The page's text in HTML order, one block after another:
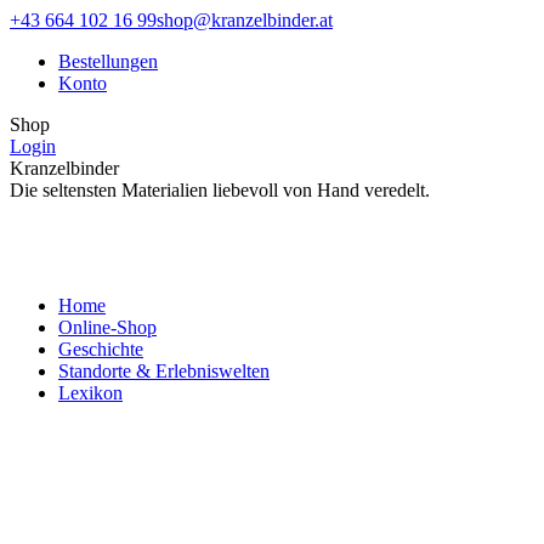
Zum
springen
Facebook
opens
window
Instagram
opens
window
+43 664 102 16 99shop@kranzelbinder.at
Bestellungen
Konto
Shop
Login
Kranzelbinder
Die seltensten Materialien liebevoll von Hand veredelt.
Home
Online-Shop
Geschichte
Standorte & Erlebniswelten
Lexikon